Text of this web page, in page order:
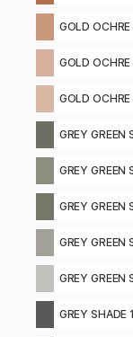
GOLD
GOLD
GOLD
GREY GREEN
GREY GREEN
GREY GREEN
GREY GREEN
GREY SHADE 1